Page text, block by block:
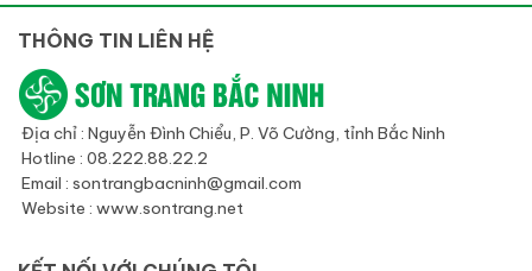
THÔNG TIN LIÊN HỆ
Địa chỉ : Nguyễn Đình Chiểu, P. Võ Cường, tỉnh Bắc Ninh
Hotline : 08.222.88.22.2
Email : sontrangbacninh@gmail.com
Website : www.sontrang.net